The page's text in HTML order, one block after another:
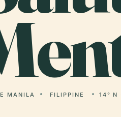
MANILA FILIPPINE 14° N